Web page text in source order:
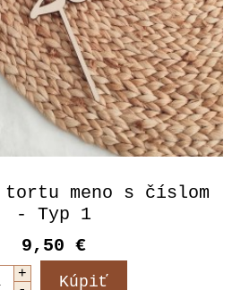
tortu meno s číslom
- Typ 1
9,50 €